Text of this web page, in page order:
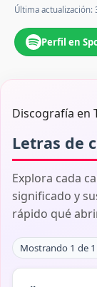
Última actualización:
Perfil en
Discografía en
Letras de
Explora cada
significado y
rápido qué
Mostrando 1 de